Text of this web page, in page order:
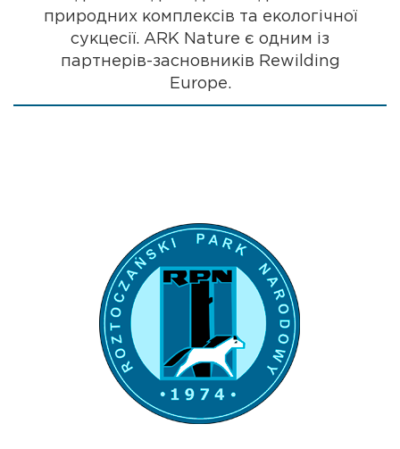
природних комплексів та екологічної
сукцесії. ARK Nature є одним із
партнерів-засновників Rewilding
Europe.